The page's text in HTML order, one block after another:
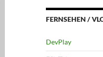
FERNSEHEN /
DevPlay